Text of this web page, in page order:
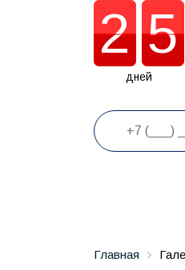
дней
2
2 5
5
Главная